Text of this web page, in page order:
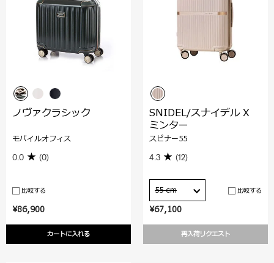
¥86,900
カートに入れる
ノヴァクラシック
モバイルオフィス
0.0 (0)
比較する
¥67,100
再入荷リクエスト
SNIDEL/スナイデル X
ミンター
スピナー55
4.3 (12)
55 cm 比較する